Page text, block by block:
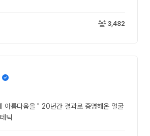
3,482
아름다움을 " 20년간 결과로 증명해온 얼굴
틱